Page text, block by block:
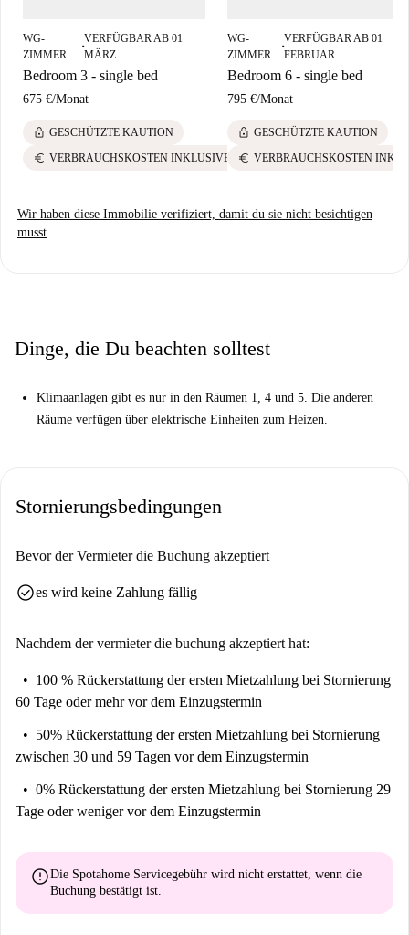
WG-
ZIMMER
■
VERFÜGBAR AB 01
MÄRZ
Bedroom 3 - single bed
675 €/Monat
lock GESCHÜTZTE KAUTION
euro VERBRAUCHSKOSTEN INKLUSIVE
WG-
ZIMMER
■
VERFÜGBAR AB 01
FEBRUAR
Bedroom 6 - single bed
795 €/Monat
lock GESCHÜTZTE KAUTION
euro VERBRAUCHSKOSTEN
Wir haben diese Immobilie verifiziert, damit du sie nicht besichtigen
musst
Dinge, die Du beachten solltest
Klimaanlagen gibt es nur in den Räumen 1, 4 und 5. Die anderen
Räume verfügen über elektrische Einheiten zum Heizen.
Stornierungsbedingungen
Bevor der Vermieter die Buchung akzeptiert
check_circlees wird keine Zahlung fällig
Nachdem der vermieter die buchung akzeptiert hat:
100 % Rückerstattung der ersten Mietzahlung bei Stornierung
60 Tage oder mehr vor dem Einzugstermin
50% Rückerstattung der ersten Mietzahlung bei Stornierung
zwischen 30 und 59 Tagen vor dem Einzugstermin
0% Rückerstattung der ersten Mietzahlung bei Stornierung 29
Tage oder weniger vor dem Einzugstermin
errorDie Spotahome Servicegebühr wird nicht erstattet , wenn die
Buchung bestätigt ist.